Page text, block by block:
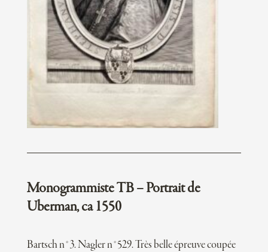
Monogrammiste TB – Portrait de
Uberman, ca 1550
Bartsch n°3. Nagler n°529. Très belle épreuve coupée